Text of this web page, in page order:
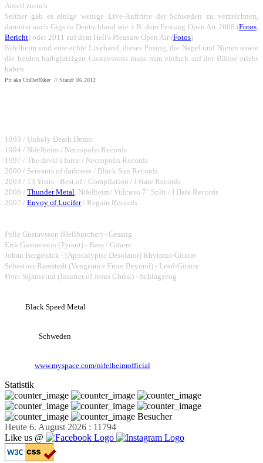
Anteil zurück.
Seither gab es einige wenige Live-Auftritte der Schweden zu verzeichnen,
darunter auch Gigs in Deutschland wie z.B. dem Festung Open Air 2008 (Fotos,
Bericht) oder 2011 auf dem Hell's Pleasure Open Air (Fotos).
Nifelheim sind eine echte Liveband, dieses Posing, die Nägel und Nieten sowie
die beiden halbglatzigen Gustavssons muss man einfach auf der Bühne erlebt
haben.
Pit aka UnDerTaker // Stand: 06.2012
1993 / Unholy Death Demo
1994 / Nifelheim / Necropolis Records
1997 / The devil’s force / Necropolis Records
2000 / Servants of darkness / Black Sun Records
2003 / 13 Years - Best of / Compilation / I Hate Records
2006 / Thunder Metal, Nifelheim+Vulcano 7" Split / I Hate Records
2007 / Envoy of Lucifer/ Regain Records
Pelle Gustavsson (Hellbutcher) - Gesang
Erik Gustavsson (Tyrant) - Bass / Gitarre
Johan Bergebäck - (Apocalyptic Desolator) Rhytmus-Gitarre
Sebastian Ramstedt (Vengeance From Beyond) - Lead-Gitarre
Peter Stjärnvind (Insulter of Jesus Christ) - Schlagzeug
Black Speed Metal
Schweden
www.myspace.com/nifelheimofficial
Statistik
Besucher
Heute 6. August 2026 : 11794
Like us @